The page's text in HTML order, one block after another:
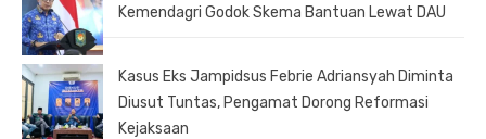
Kemendagri Godok Skema Bantuan Lewat DAU
Kasus Eks Jampidsus Febrie Adriansyah Diminta
Diusut Tuntas, Pengamat Dorong Reformasi
Kejaksaan